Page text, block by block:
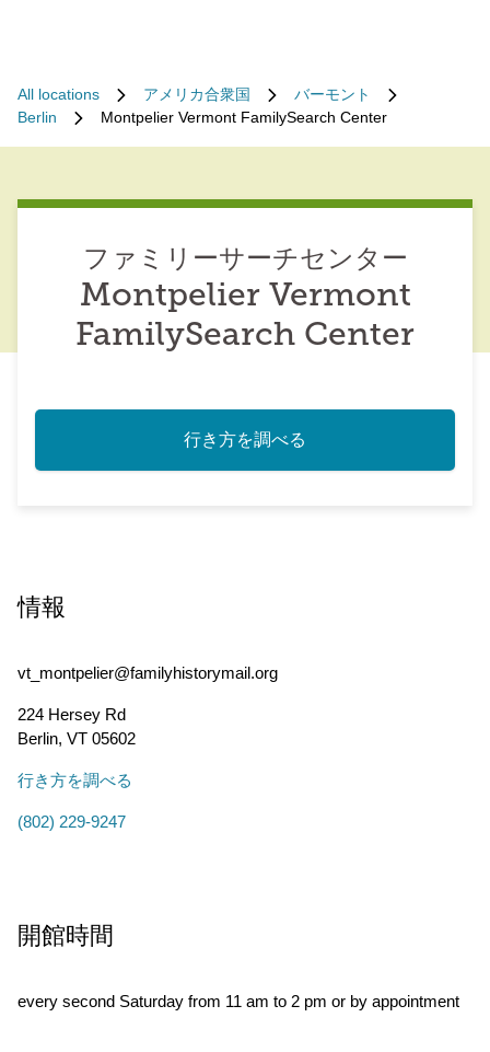
All locations アメリカ合衆国
バーモント
Berlin
Montpelier Vermont FamilySearch Center
ファミリーサーチセンター
Montpelier Vermont
FamilySearch Center
行き方を調べる
情報
vt_montpelier@familyhistorymail.org
224 Hersey Rd
Berlin, VT 05602
行き方を調べる
(802) 229-9247
開館時間
every second Saturday from 11 am to 2 pm or by appointment